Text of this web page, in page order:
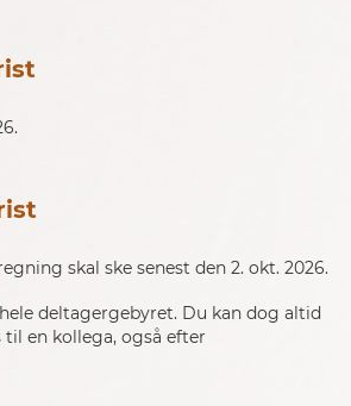
skal ske senest den 2. okt. 2026.
deltagergebyret. Du kan dog altid
en kollega, også efter